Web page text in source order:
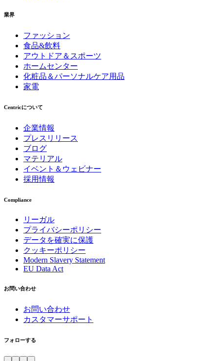
業界
ファッション
食品&飲料
アウトドア＆スポーツ
ホームセンター
化粧品＆パーソナルケア用品
家電
Centricについて
企業情報
プレスリリース
ブログ
マテリアル
イベント＆ウェビナー
採用情報
Compliance
リーガル
プライバシーポリシー
データを確実に保護
クッキーポリシー
Modern Slavery Statement
EU Data Act
お問い合わせ
お問い合わせ
カスタマーサポート
フォローする